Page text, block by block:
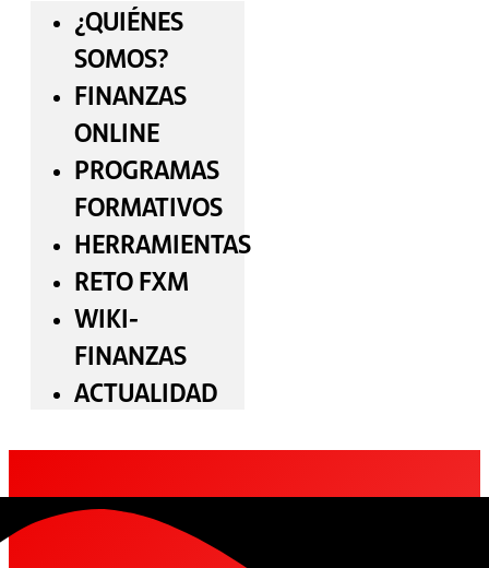
¿QUIÉNES
SOMOS?
FINANZAS
ONLINE
PROGRAMAS
FORMATIVOS
HERRAMIENTAS
RETO FXM
WIKI-
FINANZAS
ACTUALIDAD